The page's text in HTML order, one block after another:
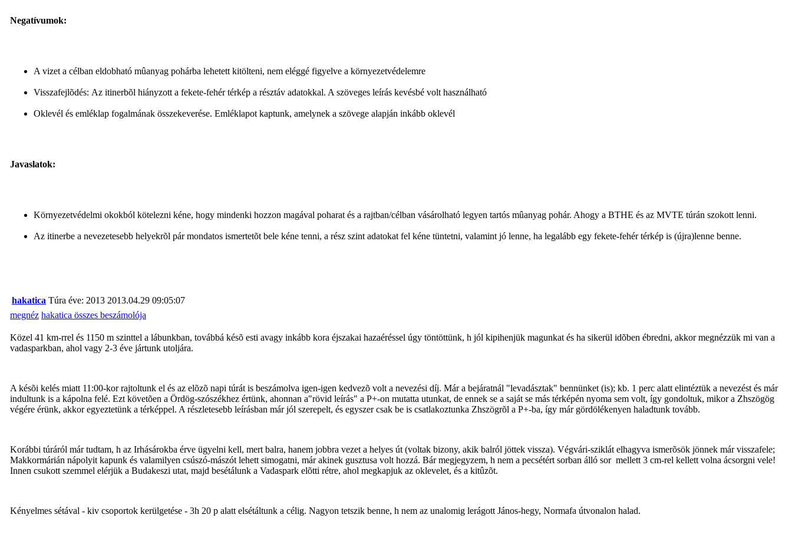
Negatívumok:
A vizet a célban eldobható mûanyag pohárba lehetett kitölteni, nem eléggé figyelve a környezetvédelemre
Visszafejlõdés: Az itinerbõl hiányzott a fekete-fehér térkép a résztáv adatokkal. A szöveges leírás kevésbé volt használható
Oklevél és emléklap fogalmának összekeverése. Emléklapot kaptunk, amelynek a szövege alapján inkább oklevél
Javaslatok:
Környezetvédelmi okokból kötelezni kéne, hogy mindenki hozzon magával poharat és a rajtban/célban vásárolható legyen tartós mûanyag pohár. Ahogy a BTHE és az MVTE túrán szokott lenni.
Az itinerbe a nevezetesebb helyekrõl pár mondatos ismertetõt bele kéne tenni, a rész szint adatokat fel kéne tüntetni, valamint jó lenne, ha legalább egy fekete-fehér térkép is (újra)lenne benne.
hakatica Túra éve: 2013 2013.04.29 09:05:07
megnéz hakatica összes beszámolója
Közel 41 km-rrel és 1150 m szinttel a lábunkban, továbbá késõ esti avagy inkább kora éjszakai hazaéréssel úgy töntöttünk, h jól kipihenjük magunkat és ha sikerül idõben ébredni, akkor megnézzük mi van a
vadasparkban, ahol vagy 2-3 éve jártunk utoljára.
A késõi kelés miatt 11:00-kor rajtoltunk el és az elõzõ napi túrát is beszámolva igen-igen kedvezõ volt a nevezési díj. Már a bejáratnál "levadásztak" bennünket (is); kb. 1 perc alatt elintéztük a nevezést és már
indultunk is a kápolna felé. Ezt követõen a Ördög-szószékhez értünk, ahonnan a"rövid leírás" a P+-on mutatta utunkat, de ennek se a saját se más térképén nyoma sem volt, így gondoltuk, mikor a Zhszögög
végére érünk, akkor egyeztetünk a térképpel. A részletesebb leírásban már jól szerepelt, és egyszer csak be is csatlakoztunka Zhszögrõl a P+-ba, így már gördölékenyen haladtunk tovább.
Korábbi túráról már tudtam, h az Irhásárokba érve ügyelni kell, mert balra, hanem jobbra vezet a helyes út (voltak bizony, akik balról jöttek vissza). Végvári-sziklát elhagyva ismerõsök jönnek már visszafele;
Makkormárián nápolyit kapunk és valamilyen csúszó-mászót lehett simogatni, már akinek gusztusa volt hozzá. Bár megjegyzem, h nem a pecsétért sorban álló sor mellett 3 cm-rel kellett volna ácsorgni vele!
Innen csukott szemmel elérjük a Budakeszi utat, majd besétálunk a Vadaspark elõtti rétre, ahol megkapjuk az oklevelet, és a kitûzõt.
Kényelmes sétával - kiv csoportok kerülgetése - 3h 20 p alatt elsétáltunk a célig. Nagyon tetszik benne, h nem az unalomig lerágott János-hegy, Normafa útvonalon halad.